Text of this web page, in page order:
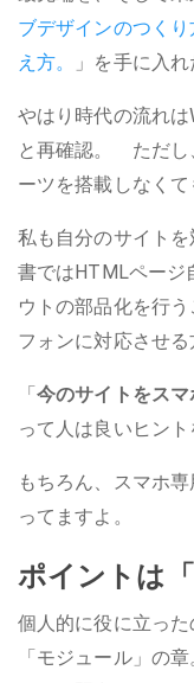
ブデザインのつく
え方。
」を手に入
やはり時代の流れ
と再確認。 ただし
ーツを搭載しなくて
私も自分のサイト
書ではHTMLページ
ウトの部品化を行
フォンに対応させる
「今のサイトをス
って人は良いヒント
もちろん、スマホ
ってますよ。
ポイントは
個人的に役に立った
「モジュール」の